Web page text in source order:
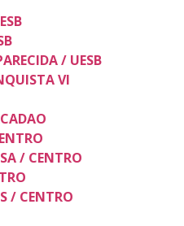
/ UESB
VI
/ CENTRO
/ CENTRO